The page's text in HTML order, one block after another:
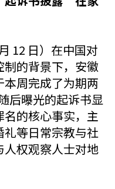
12 日）在中国对
的背景下，安徽
周完成了为期两
后曝光的起诉书显
的核心事实，主
等日常宗教与社
权观察人士对地